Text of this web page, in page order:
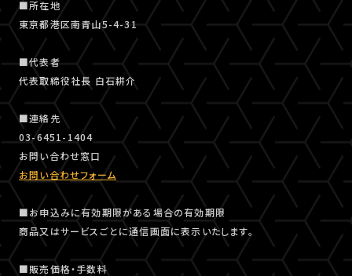
■所在地
東京都港区南青山5-4-31
■代表者
代表取締役社長 白石耕介
■連絡先
03-6451-1404
お問い合わせ窓口
お問い合わせフォーム
■お申込みに有効期限がある場合の有効期限
商品又はサービスごとに通信画面に表示いたします。
■販売価格・手数料